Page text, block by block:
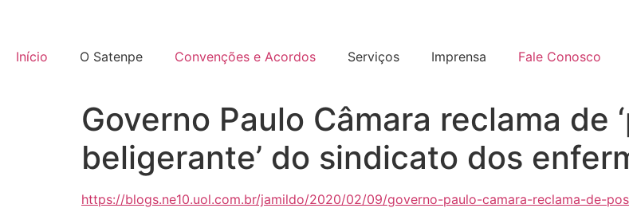
Início O Satenpe Convenções e Acordos Serviços Imprensa Fale Conosco
Governo Paulo Câmara reclama de
beligerante’ do sindicato dos
https://blogs.ne10.uol.com.br/jamildo/2020/02/09/governo-paulo-camara-reclama-de-